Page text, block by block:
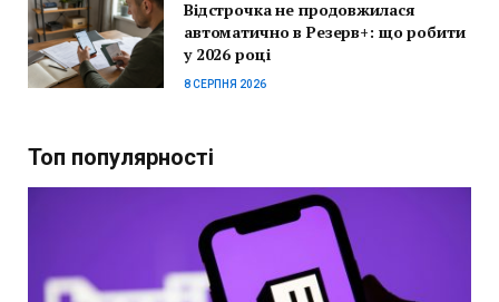
Відстрочка не продовжилася
автоматично в Резерв+: що робити
у 2026 році
8 СЕРПНЯ 2026
Топ популярності